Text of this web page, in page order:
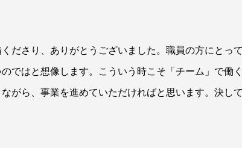
ださり、ありがとうございました。職員の方にとって
ではと想像します。こういう時こそ「チーム」で働く
がら、事業を進めていただければと思います。決し